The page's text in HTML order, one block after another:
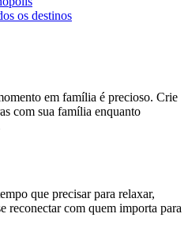
os destinos
em família é precioso. Crie
com sua família enquanto
que precisar para relaxar,
reconectar com quem importa para